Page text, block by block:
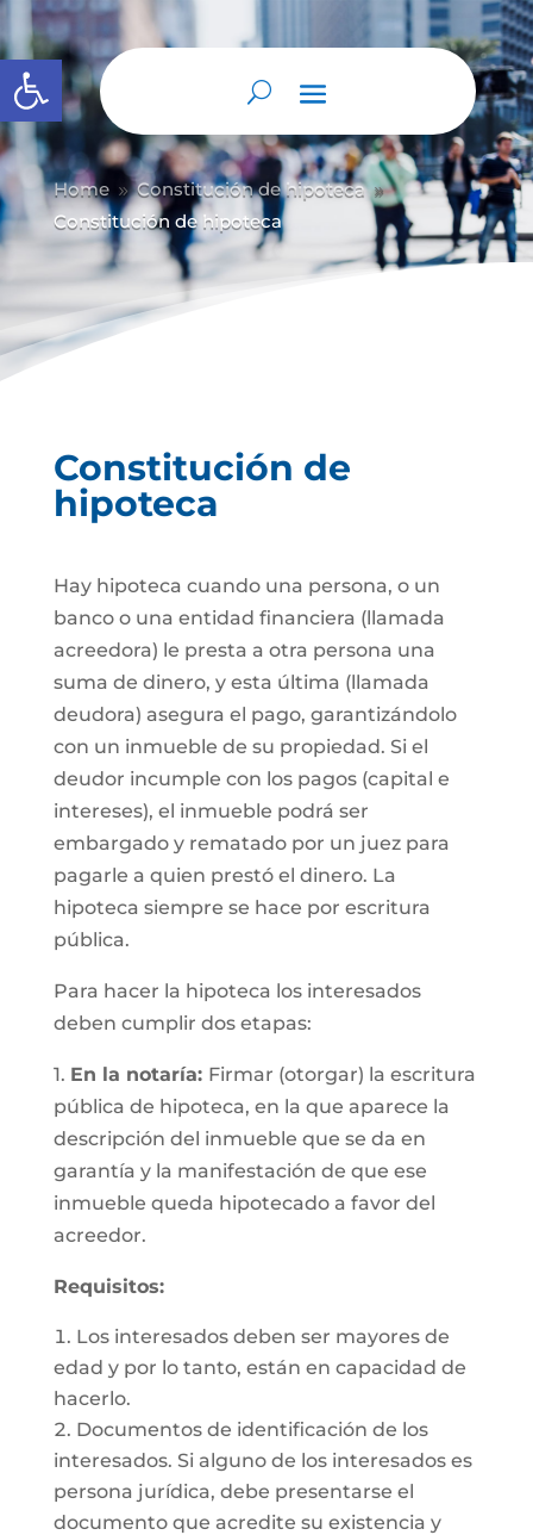
Abrir barra de herramientas
Home 9 Constitución de hipoteca 9
Constitución de hipoteca
Constitución de
hipoteca
Hay hipoteca cuando una persona, o un
banco o una entidad financiera (llamada
acreedora) le presta a otra persona una
suma de dinero, y esta última (llamada
deudora) asegura el pago, garantizándolo
con un inmueble de su propiedad. Si el
deudor incumple con los pagos (capital e
intereses), el inmueble podrá ser
embargado y rematado por un juez para
pagarle a quien prestó el dinero. La
hipoteca siempre se hace por escritura
pública.
Para hacer la hipoteca los interesados
deben cumplir dos etapas:
1. En la notaría: Firmar (otorgar) la escritura
pública de hipoteca, en la que aparece la
descripción del inmueble que se da en
garantía y la manifestación de que ese
inmueble queda hipotecado a favor del
acreedor.
Requisitos:
Los interesados deben ser mayores de
edad y por lo tanto, están en capacidad de
hacerlo.
Documentos de identificación de los
interesados. Si alguno de los interesados es
persona jurídica, debe presentarse el
documento que acredite su existencia y